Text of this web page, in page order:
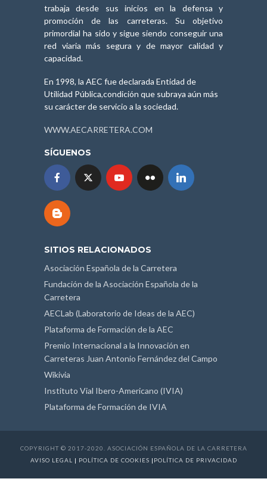
trabaja desde sus inicios en la defensa y
promoción de las carreteras. Su objetivo
primordial ha sido y sigue siendo conseguir una
red viaria más segura y de mayor calidad y
capacidad.
En 1998, la AEC fue declarada Entidad de
Utilidad Pública,condición que subraya aún más
su carácter de servicio a la sociedad.
WWW.AECARRETERA.COM
SÍGUENOS
SITIOS RELACIONADOS
Asociación Española de la Carretera
Fundación de la Asociación Española de la
Carretera
AECLab (Laboratorio de Ideas de la AEC)
Plataforma de Formación de la AEC
Premio Internacional a la Innovación en
Carreteras Juan Antonio Fernández del Campo
Wikivia
Instituto Vial Ibero-Americano (IVIA)
Plataforma de Formación de IVIA
COPYRIGHT © 2017-2020. ASOCIACIÓN ESPAÑOLA DE LA CARRETERA
AVISO LEGAL
| POLÍTICA DE COOKIES | POLÍTICA DE PRIVACIDAD